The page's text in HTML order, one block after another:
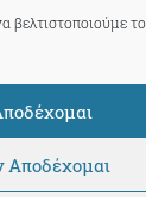
βελτιστοποιούμε
Αποδέχομαι
by